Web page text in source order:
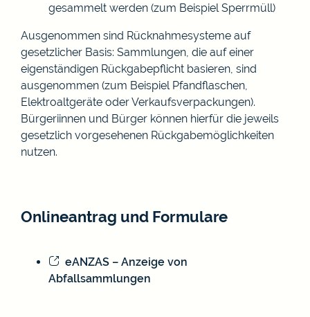
gesammelt werden (zum Beispiel Sperrmüll)
Ausgenommen sind Rücknahmesysteme auf
gesetzlicher Basis: Sammlungen, die auf einer
eigenständigen Rückgabepflicht basieren, sind
ausgenommen (zum Beispiel Pfandflaschen,
Elektroaltgeräte oder Verkaufsverpackungen).
Bürgeriinnen und Bürger können hierfür die jeweils
gesetzlich vorgesehenen Rückgabemöglichkeiten
nutzen.
Onlineantrag und Formulare
eANZAS – Anzeige von
Abfallsammlungen